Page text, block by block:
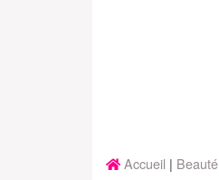
Accueil Beauté